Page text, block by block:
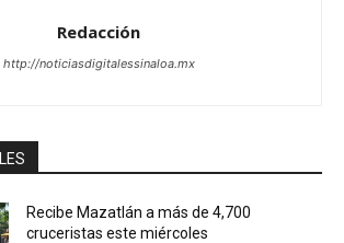
Redacción
http://noticiasdigitalessinaloa.mx
Recibe Mazatlán a más de 4,700
cruceristas este miércoles